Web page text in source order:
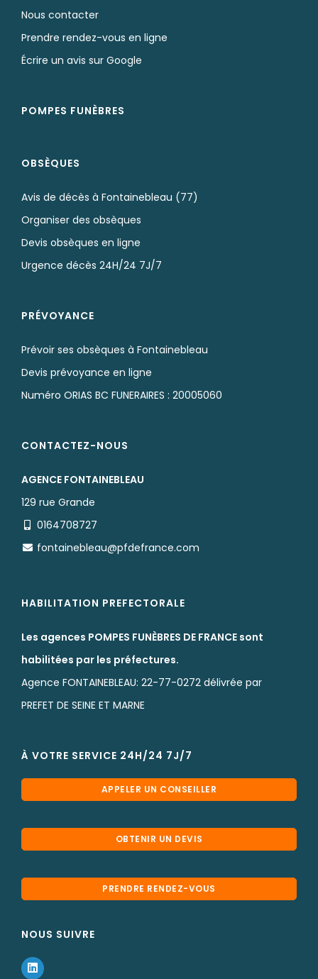
Nous contacter
Prendre rendez-vous en ligne
Écrire un avis sur Google
POMPES FUNÈBRES
OBSÈQUES
Avis de décès à Fontainebleau (77)
Organiser des obsèques
Devis obsèques en ligne
Urgence décès 24H/24 7J/7
PRÉVOYANCE
Prévoir ses obsèques à Fontainebleau
Devis prévoyance en ligne
Numéro ORIAS BC FUNERAIRES : 20005060
CONTACTEZ-NOUS
AGENCE FONTAINEBLEAU
129 rue Grande
0164708727
fontainebleau@pfdefrance.com
HABILITATION PREFECTORALE
Les agences POMPES FUNÈBRES DE FRANCE sont
habilitées par les préfectures.
Agence FONTAINEBLEAU: 22-77-0272 délivrée par
PREFET DE SEINE ET MARNE
À VOTRE SERVICE 24H/24 7J/7
APPELER UN CONSEILLER
OBTENIR UN DEVIS
PRENDRE RENDEZ-VOUS
NOUS SUIVRE